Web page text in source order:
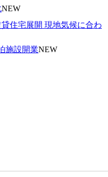
NEW
住宅展開 現地気候に合わ
施設開業NEW